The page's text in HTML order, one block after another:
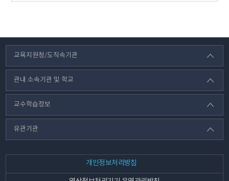
교육지원청/도직속기관
관내 소속기관 및 학교
교수학습정보
유관기관
개인정보처리방침